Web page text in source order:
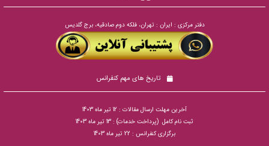
دفتر مرکزی : ایران : تهران، فلکه دوم صادقیه، برج گلدیس
تاریخ های مهم کنفرانس
آخرین مهلت ارسال مقالات : 12 تیر ماه 1403
ثبت نام کامل (پرداخت خدمات) : 13 تیر ماه 1403
برگزاری کنفرانس : 22 تیر ماه 1403